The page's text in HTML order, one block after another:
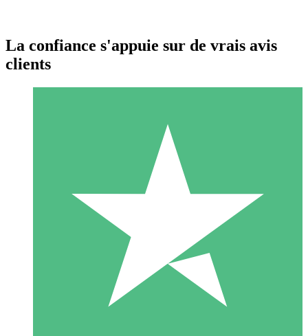
Packs de Crédits Individuels
Payez à l'utilisation avec des crédits de téléchargement. Sans
1 Téléchargement
10 00
La confiance s'appuie sur de vrais avis
clients